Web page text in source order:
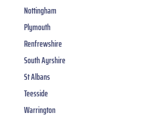
Nottingham
Plymouth
Renfrewshire
South Ayrshire
St Albans
Teesside
Warrington